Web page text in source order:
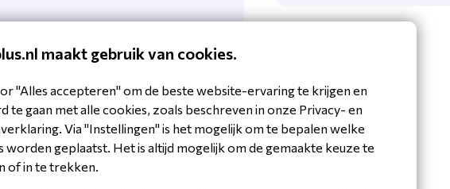
op het gebied van
voor toepassingen in woningen,
heeft compacte & stijlvolle
het is een zeer mooie all-in-one
verzorgt.
maakt gebruik van cookies.
"Alles accepteren" om de beste website-ervaring te krijgen en
te gaan met alle cookies, zoals beschreven in onze Privacy- en
Via "Instellingen" is het mogelijk om te bepalen welke
worden geplaatst. Het is altijd mogelijk om de gemaakte keuze te
of in te trekken.